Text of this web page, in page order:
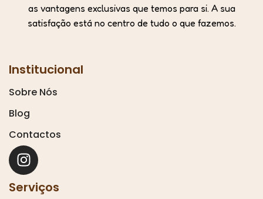
as vantagens exclusivas que temos para si. A sua
satisfação está no centro de tudo o que fazemos.
Institucional
Sobre Nós
Blog
Contactos
Serviços